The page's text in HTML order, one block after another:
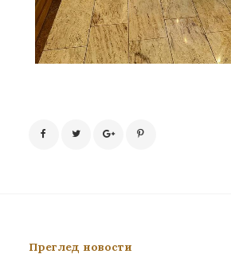
Преглед новости